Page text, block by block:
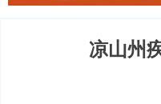
凉山州